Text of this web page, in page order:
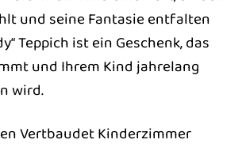
und seine Fantasie entfalten
Teppich ist ein Geschenk, das
und Ihrem Kind jahrelang
wird.
Vertbaudet Kinderzimmer